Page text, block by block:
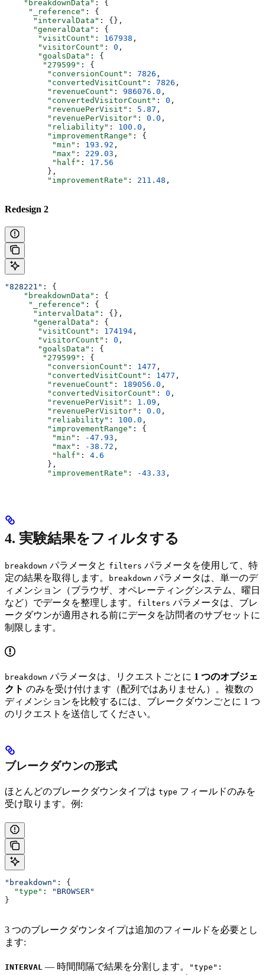
    "breakdownData"
: {
     "_reference"
: {
      "intervalData"
: {},
      "generalData"
: {
       "visitCount"
: 167938 ,
       "visitorCount"
: 0 ,
       "goalsData"
: {
        "279599"
: {
         "conversionCount"
: 7826 ,
         "convertedVisitCount"
: 7826 ,
         "revenueCount"
: 986076.0 ,
         "convertedVisitorCount"
: 0 ,
         "revenuePerVisit"
: 5.87 ,
         "revenuePerVisitor"
: 0.0 ,
         "reliability"
: 100.0 ,
         "improvementRange"
: {
          "min"
: 193.92 ,
          "max"
: 229.03 ,
          "half"
: 17.56
         },
         "improvementRate"
: 211.48 ,
Redesign 2
"828221" : {
    "breakdownData"
: {
     "_reference"
: {
      "intervalData"
: {},
      "generalData"
: {
       "visitCount"
: 174194 ,
       "visitorCount"
: 0 ,
       "goalsData"
: {
        "279599"
: {
         "conversionCount"
: 1477 ,
         "convertedVisitCount"
: 1477 ,
         "revenueCount"
: 189056.0 ,
         "convertedVisitorCount"
: 0 ,
         "revenuePerVisit"
: 1.09 ,
         "revenuePerVisitor"
: 0.0 ,
         "reliability"
: 100.0 ,
         "improvementRange"
: {
          "min"
: -47.93 ,
          "max"
: -38.72 ,
          "half"
: 4.6
         },
         "improvementRate"
: -43.33 ,
4. 実験結果をフィルタする
breakdown パラメータと filters パラメータを使用して、特
定の結果を取得します。
breakdown パラメータは、単一のデ
ィメンション（ブラウザ、オペレーティングシステム、曜日
など）でデータを整理します。
filters パラメータは、ブレ
ークダウンが適用される前にデータを訪問者のサブセットに
制限します。
breakdown パラメータは、リクエストごとに 1 つのオブジェ
クト のみを受け付けます（配列ではありません）。複数の
ディメンションを比較するには、ブレークダウンごとに 1 つ
のリクエストを送信してください。
ブレークダウンの形式
ほとんどのブレークダウンタイプは type フィールドのみを
受け取ります。例:
"breakdown" : {
  "type"
:
"BROWSER"
}
3 つのブレークダウンタイプは追加のフィールドを必要とし
ます:
INTERVAL — 時間間隔で結果を分割します。 "type":